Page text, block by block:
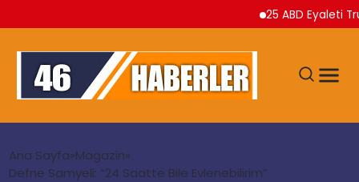
25 ABD Eyaleti
Ana Sayfa Magazin
Defne Samyeli: “24 Saatte Bile Evlenebilirim”